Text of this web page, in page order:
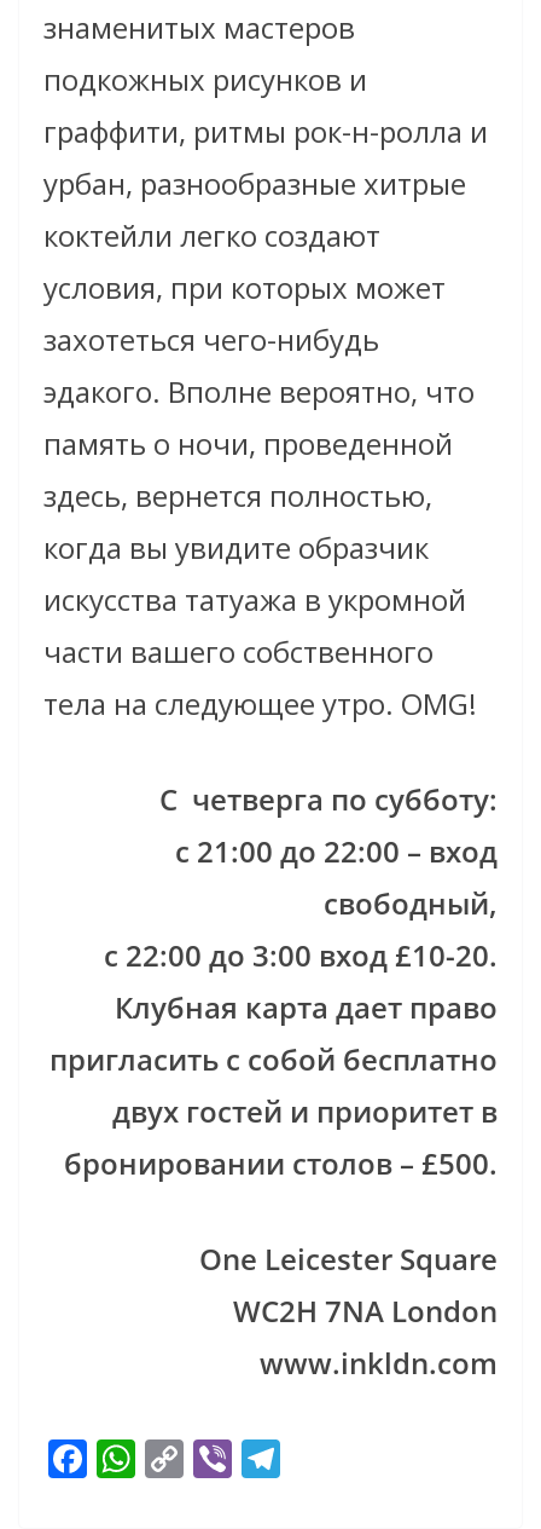
знаменитых мастеров
подкожных рисунков и
граффити, ритмы рок-н-ролла и
урбан, разнообразные хитрые
коктейли легко создают
условия, при которых может
захотеться чего-нибудь
эдакого. Вполне вероятно, что
память о ночи, проведенной
здесь, вернется полностью,
когда вы увидите образчик
искусства татуажа в укромной
части вашего собственного
тела на следующее утро. OMG!
С четверга по субботу:
с 21:00 до 22:00 – вход
свободный,
с 22:00 до 3:00 вход £10-20.
Клубная карта дает право
пригласить с собой бесплатно
двух гостей и приоритет в
бронировании столов – £500.
One Leicester Square
WC2H 7NA London
www.inkldn.com
F W C Vi